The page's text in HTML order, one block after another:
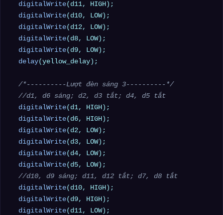
digitalWrite(d11, HIGH);
digitalWrite(d10, LOW);
digitalWrite(d12, LOW);
digitalWrite(d8, LOW);
digitalWrite(d9, LOW);
delay(yellow_delay);
/*----------Lượt đèn sáng 3----------*/
//d1, d6 sáng; d2, d3 tắt; d4, d5 tắt
digitalWrite(d1, HIGH);
digitalWrite(d6, HIGH);
digitalWrite(d2, LOW);
digitalWrite(d3, LOW);
digitalWrite(d4, LOW);
digitalWrite(d5, LOW);
//d10, d9 sáng; d11, d12 tắt; d7, d8 tắt
digitalWrite(d10, HIGH);
digitalWrite(d9, HIGH);
digitalWrite(d11, LOW);